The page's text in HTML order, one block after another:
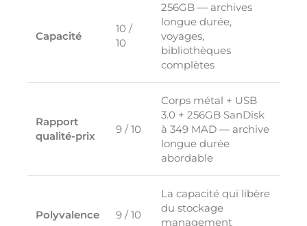
Capacité
10 /
10
256GB — archives
longue durée,
voyages,
bibliothèques
complètes
Rapport
qualité-prix
9 / 10
Corps métal + USB
3.0 + 256GB SanDisk
à 349 MAD — archive
longue durée
abordable
Polyvalence 9 / 10
La capacité qui libère
du stockage
management